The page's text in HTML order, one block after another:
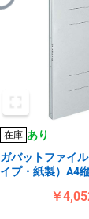
在庫 あり
ガバットファイ
イプ・紙製）A4
￥